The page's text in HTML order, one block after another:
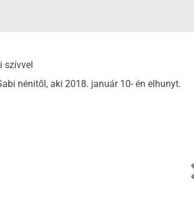
szívvel
nénitől, aki 2018. január 10- én elhunyt.